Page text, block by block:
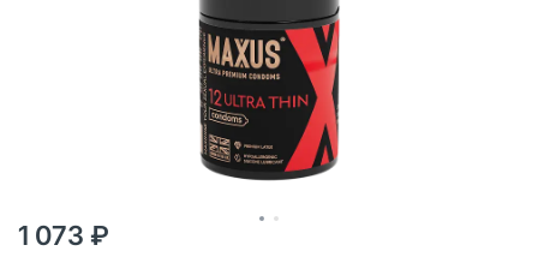
1 073 ₽